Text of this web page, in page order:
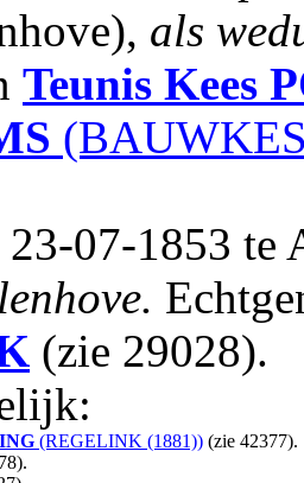
als
Teunis Kees
23-07-1853
(zie 29028).
(REGELINK (1881)) (zie 42377).